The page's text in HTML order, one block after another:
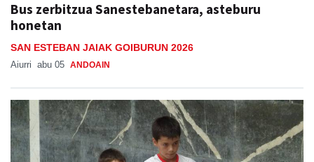
Bus zerbitzua Sanestebanetara, asteburu
honetan
SAN ESTEBAN JAIAK GOIBURUN 2026
Aiurri abu 05 ANDOAIN